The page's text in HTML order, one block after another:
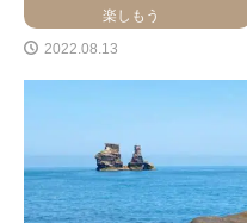
楽しもう
2022.08.13